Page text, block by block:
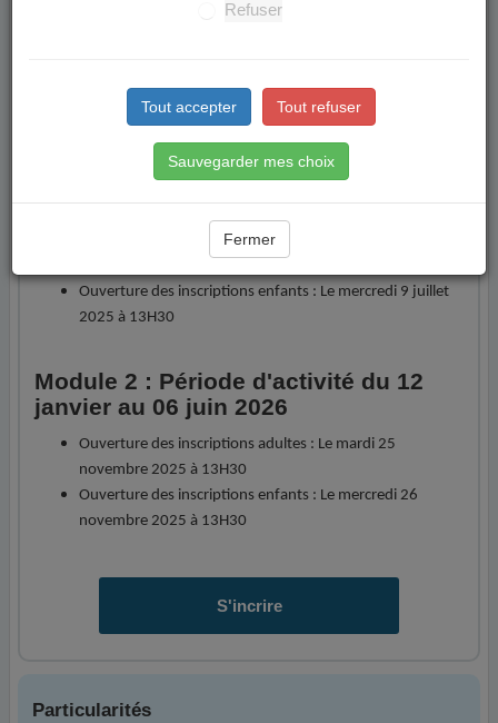
Retrouvez les informations utiles dans les "documents à
Module 1 : Période d'activité du 8
septembre au 20 décembre 2025
Ouverture des inscriptions adultes : Le mardi 8 juillet
Ouverture des inscriptions enfants : Le mercredi 9 juillet
2025 à 13H30
Module 2 : Période d'activité du 12
janvier au 06 juin 2026
Ouverture des inscriptions adultes : Le mardi 25
novembre 2025 à 13H30
Ouverture des inscriptions enfants : Le mercredi 26
novembre 2025 à 13H30
S'incrire
Particularités
Refuser
Tout accepter Tout refuser
Sauvegarder mes choix
Fermer